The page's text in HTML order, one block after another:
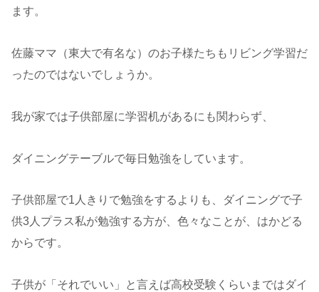
ます。
佐藤ママ（東大で有名な）のお子様たちもリビング学習だ
ったのではないでしょうか。
我が家では子供部屋に学習机があるにも関わらず、
ダイニングテーブルで毎日勉強をしています。
子供部屋で1人きりで勉強をするよりも、ダイニングで子
供3人プラス私が勉強する方が、色々なことが、はかどる
からです。
子供が「それでいい」と言えば高校受験くらいまではダイ